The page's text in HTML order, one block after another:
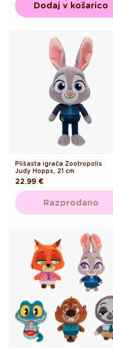
Dodaj v košarico
Plišasta igrača Zootropolis
Judy Hopps, 21 cm
Redna
cena
22.99 €
Razprodano